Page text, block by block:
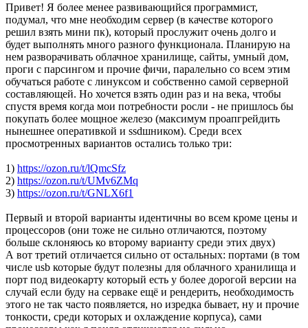
Привет! Я более менее развивающийся программист,
подумал, что мне необходим сервер (в качестве которого
решил взять мини пк), который прослужит очень долго и
будет выполнять много разного функционала. Планирую на
нем разворачивать облачное хранилище, сайты, умный дом,
проги с парсингом и прочие фичи, паралельно со всем этим
обучаться работе с линуксом и собственно самой серверной
составляющей. Но хочется взять один раз и на века, чтобы
спустя время когда мои потребности росли - не пришлось бы
покупать более мощное железо (максимум проапгрейдить
нынешнее оперативкой и ssdшником). Среди всех
просмотренных вариантов остались только три:
1) https://ozon.ru/t/lQmcSfz
2) https://ozon.ru/t/UMv6ZMq
3) https://ozon.ru/t/GNLX6f1
Первый и второй варианты идентичны во всем кроме цены и
процессоров (они тоже не сильно отличаются, поэтому
больше склоняюсь ко второму варианту среди этих двух)
А вот третий отличается сильно от остальных: портами (в том
числе usb которые будут полезны для облачного хранилища и
порт под видеокарту который есть у более дорогой версии на
случай если буду на серваке ещё и рендерить, необходимость
этого не так часто появляется, но изредка бывает, ну и прочие
тонкости, среди которых и охлаждение корпуса), сами